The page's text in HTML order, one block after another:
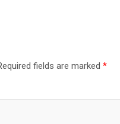
fields are marked *